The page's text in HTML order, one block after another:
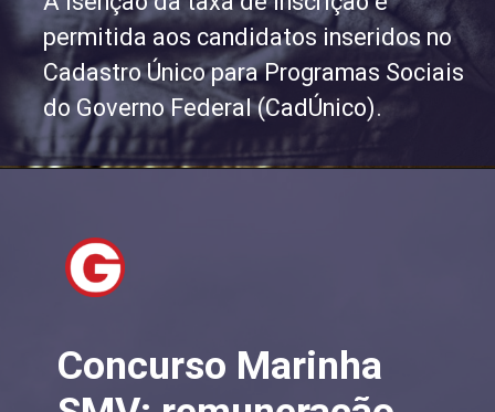
permitida aos candidatos inseridos no
Cadastro Único para Programas Sociais
do Governo Federal (CadÚnico).
Concurso Marinha